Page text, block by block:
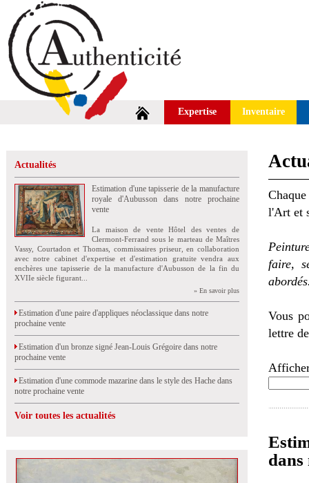
Expertise Inventaire
Actualités
Estimation d'une tapisserie de la manufacture
royale d'Aubusson dans notre prochaine
vente
La maison de vente Hôtel des ventes de
Clermont-Ferrand sous le marteau de Maîtres
Vassy, Courtadon et Thomas, commissaires priseur, en collaboration
avec notre cabinet d'expertise et d'estimation gratuite vendra aux
enchères une tapisserie de la manufacture d'Aubusson de la fin du
XVIIe siècle figurant...
» En savoir plus
Estimation d'une paire d'appliques néoclassique dans notre
prochaine vente
Estimation d'un bronze signé Jean-Louis Grégoire dans notre
prochaine vente
Estimation d'une commode mazarine dans le style des Hache dans
notre prochaine vente
Voir toutes les actualités
l'Art et
faire,
Vous
lettre
dans